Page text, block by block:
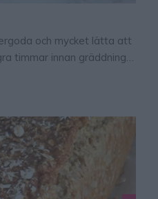
och mycket lätta att
timmar innan gräddning
på glöden inte
goda hamburgerbröd